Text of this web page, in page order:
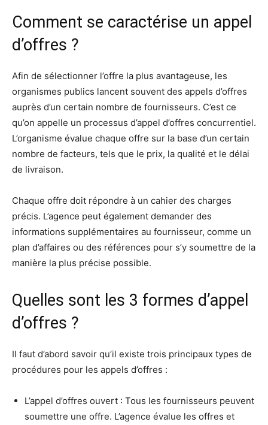
Comment se caractérise un appel
d’offres ?
Afin de sélectionner l’offre la plus avantageuse, les
organismes publics lancent souvent des appels d’offres
auprès d’un certain nombre de fournisseurs. C’est ce
qu’on appelle un processus d’appel d’offres concurrentiel.
L’organisme évalue chaque offre sur la base d’un certain
nombre de facteurs, tels que le prix, la qualité et le délai
de livraison.
Chaque offre doit répondre à un cahier des charges
précis. L’agence peut également demander des
informations supplémentaires au fournisseur, comme un
plan d’affaires ou des références pour s’y soumettre de la
manière la plus précise possible.
Quelles sont les 3 formes d’appel
d’offres ?
Il faut d’abord savoir qu’il existe trois principaux types de
procédures pour les appels d’offres :
L’appel d’offres ouvert : Tous les fournisseurs peuvent
soumettre une offre. L’agence évalue les offres et